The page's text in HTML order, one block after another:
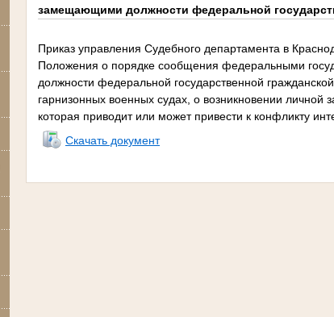
замещающими должности федеральной
Приказ управления Судебного департамента в
Положения о порядке сообщения федеральными
должности федеральной государственной
гарнизонных военных судах, о возникновении личной
которая приводит или может привести к конфликту
Скачать документ